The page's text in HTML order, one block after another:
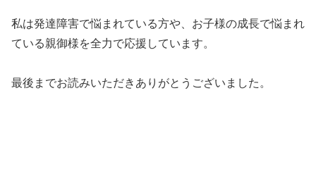
私は発達障害で悩まれている方や、お子様の成長で悩まれ
ている親御様を全力で応援しています。
最後までお読みいただきありがとうございました。